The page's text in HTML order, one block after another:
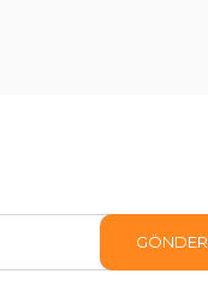
GÖNDER